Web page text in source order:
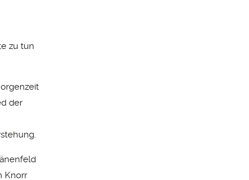
zu tun
der
Knorr